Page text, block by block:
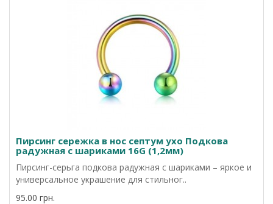
Пирсинг сережка в нос септум ухо Подкова
радужная с шариками 16G (1,2мм)
Пирсинг-серьга подкова радужная с шариками – яркое и
универсальное украшение для стильног..
95.00 грн.